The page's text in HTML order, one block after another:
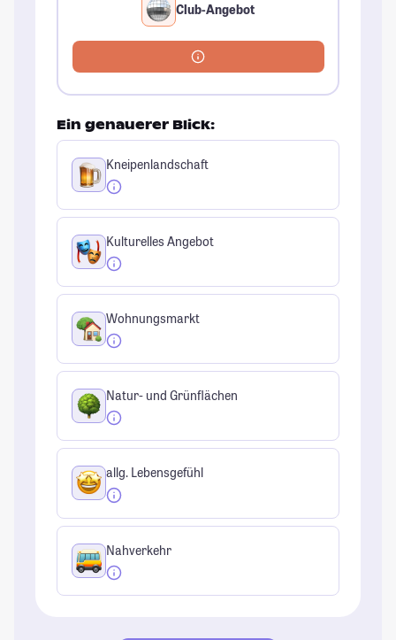
Club-Angebot
Ein genauerer Blick:
Kneipenlandschaft
Kulturelles Angebot
Wohnungsmarkt
Natur- und Grünflächen
allg. Lebensgefühl
Nahverkehr